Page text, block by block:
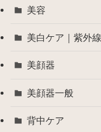
美容
美白ケア｜紫外
美顔器
美顔器一般
背中ケア